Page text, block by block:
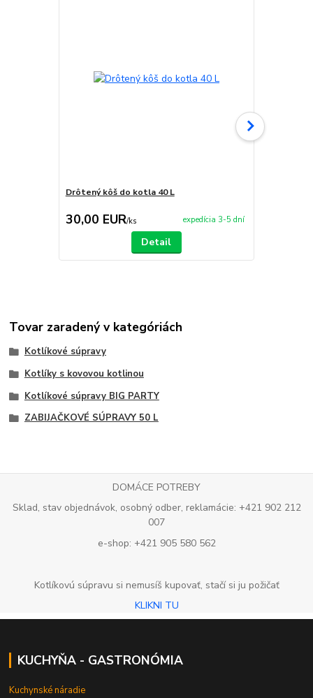
Drôtený kôš do kotla 40 L
30,00 EUR/ks expedícia 3-5 dní
Detail
Tovar zaradený v kategóriách
Kotlíkové súpravy
Kotlíky s kovovou kotlinou
Kotlíkové súpravy BIG PARTY
ZABIJAČKOVÉ SÚPRAVY 50 L
DOMÁCE POTREBY
Sklad, stav objednávok, osobný odber, reklamácie: +421 902 212
007
e-shop: +421 905 580 562
Kotlíkovú súpravu si nemusíš kupovať, stačí si ju požičať
KLIKNI TU
KUCHYŇA - GASTRONÓMIA
Kuchynské náradie